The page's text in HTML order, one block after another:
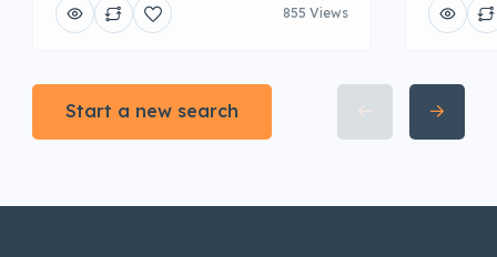
855 Views
Start a new search